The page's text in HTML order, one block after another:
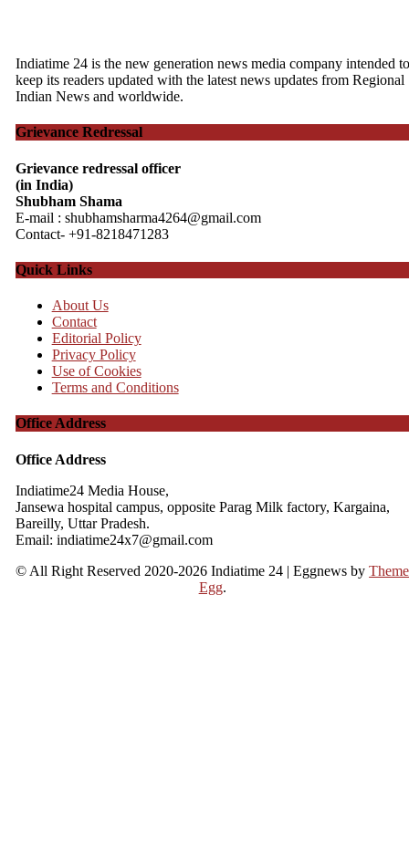
Indiatime 24 is the new generation news media company intended to
keep its readers updated with the latest news updates from Regional
Indian News and worldwide.
Grievance Redressal
Grievance redressal officer
(in India)
Shubham Shama
E-mail : shubhamsharma4264@gmail.com
Contact- +91-8218471283
Quick Links
About Us
Contact
Editorial Policy
Privacy Policy
Use of Cookies
Terms and Conditions
Office Address
Office Address
Indiatime24 Media House,
Jansewa hospital campus, opposite Parag Milk factory, Kargaina,
Bareilly, Uttar Pradesh.
Email: indiatime24x7@gmail.com
© All Right Reserved 2020-2026 Indiatime 24 |Eggnews byTheme
Egg.